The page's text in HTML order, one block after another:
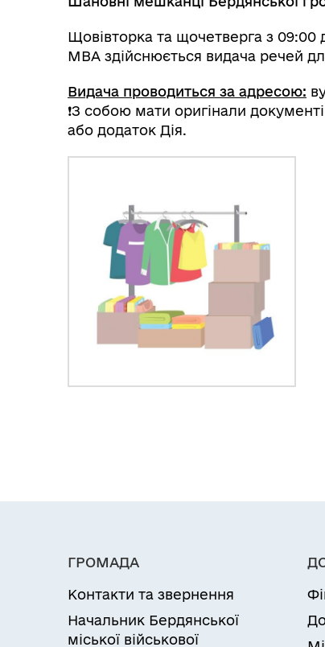
Щовівторка та щочетверга з 09:00
МВА здійснюється видача речей
Видача проводиться за адресою:
❗️З собою мати оригінали
або додаток Дія.
ГРОМАДА
Контакти та звернення
Начальник Бердянської
міської військової